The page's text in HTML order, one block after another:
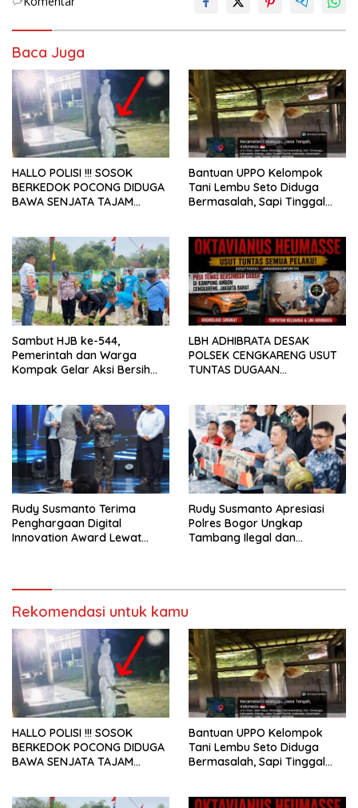
Baca Juga
HALLO POLISI !!! SOSOK
BERKEDOK POCONG DIDUGA
BAWA SENJATA TAJAM
LEBONG
Bantuan UPPO Kelompok
Tani Lembu Seto Diduga
Bermasalah, Sapi Tinggal
Sambut HJB ke-544,
Pemerintah dan Warga
Kompak Gelar Aksi Bersih
LBH ADHIBRATA DESAK
POLSEK CENGKARENG USUT
TUNTAS DUGAAN
Rudy Susmanto Terima
Penghargaan Digital
Innovation Award Lewat
Rudy Susmanto Apresiasi
Polres Bogor Ungkap
Tambang Ilegal dan
Rekomendasi untuk kamu
HALLO POLISI !!! SOSOK
BERKEDOK POCONG DIDUGA
BAWA SENJATA TAJAM
LEBONG
Bantuan UPPO Kelompok
Tani Lembu Seto Diduga
Bermasalah, Sapi Tinggal